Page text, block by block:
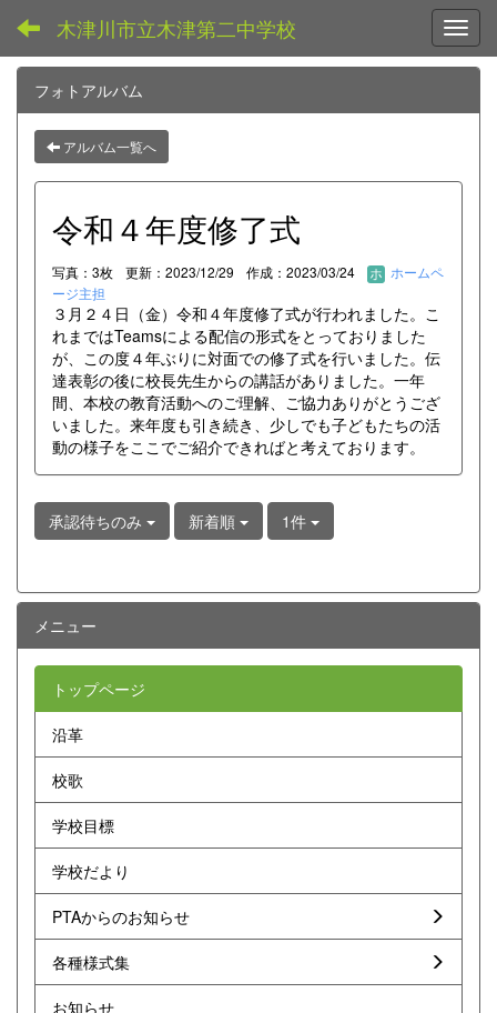
木津川市立木津第二中学校
フォトアルバム
アルバム一覧へ
令和４年度修了式
写真：3枚 更新：2023/12/29 作成：2023/03/24
ホームペ
ージ主担
３月２４日（金）令和４年度修了式が行われました。こ
れまではTeamsによる配信の形式をとっておりました
が、この度４年ぶりに対面での修了式を行いました。伝
達表彰の後に校長先生からの講話がありました。一年
間、本校の教育活動へのご理解、ご協力ありがとうござ
いました。来年度も引き続き、少しでも子どもたちの活
動の様子をここでご紹介できればと考えております。
承認待ちのみ 新着順 1件
メニュー
トップページ
沿革
校歌
学校目標
学校だより
PTAからのお知らせ
各種様式集
お知らせ